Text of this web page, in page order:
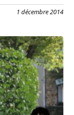
1 décembre 2014